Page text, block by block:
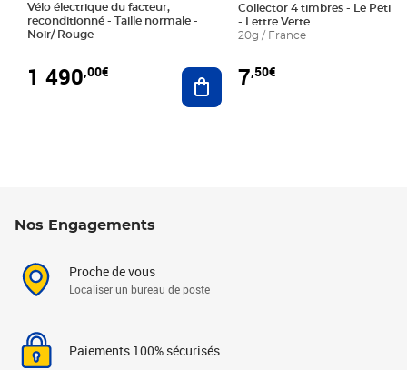
Vélo électrique du facteur,
reconditionné - Taille normale -
Noir/ Rouge
1 490,00€ Ajouter au panier
Collector 4 timbres - Le Petit
- Lettre Verte
20g / France
7,50€
Nos Engagements
Proche de vous
Localiser un bureau de poste
Paiements 100% sécurisés